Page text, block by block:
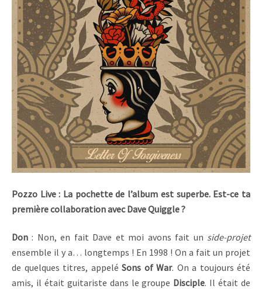
Pozzo Live : La pochette de l’album est superbe. Est-ce ta
première collaboration avec Dave Quiggle ?
Don : Non, en fait Dave et moi avons fait un side-projet
ensemble il y a… longtemps ! En 1998 ! On a fait un projet
de quelques titres, appelé Sons of War. On a toujours été
amis, il était guitariste dans le groupe Disciple. Il était de